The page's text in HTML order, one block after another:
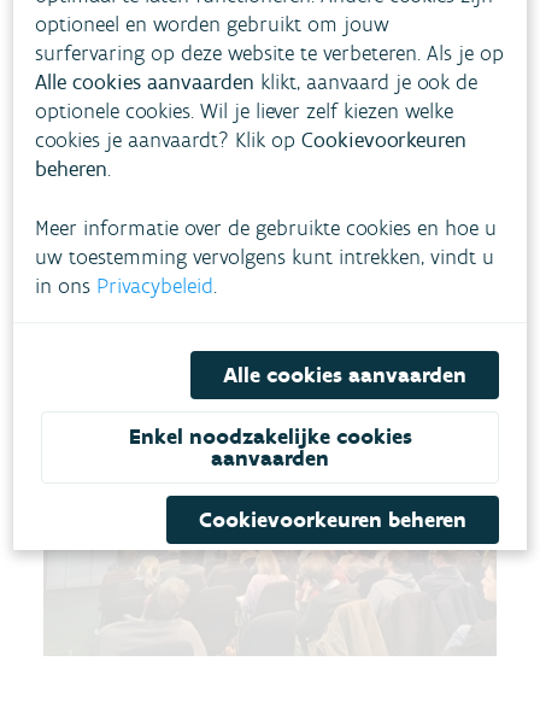
voorbeelden
Op 24 november laatstleden bracht de VMM alle
betrokken waterbeheerders, landbouw- en
natuurverenigingen samen voor een infomoment.
Ze kregen uitleg over de opmaak van
peilbesluiten, inspiratie over ervaringen met
vrijwillige peilafspraken zoals in de Blankaart in
het IJzerbekken, de monitoring van waterpeilen
optioneel en worden gebruikt om jouw
surfervaring op deze website te verbeteren. Als je op
Alle cookies aanvaarden klikt, aanvaard je ook de
optionele cookies. Wil je liever zelf kiezen welke
cookies je aanvaardt? Klik opCookievoorkeuren
beheren.
Meer informatie over de gebruikte cookies en hoe u
uw toestemming vervolgens kunt intrekken, vindt u
in ons Privacybeleid.
Alle cookies aanvaarden
Enkel noodzakelijke cookies
aanvaarden
Cookievoorkeuren beheren